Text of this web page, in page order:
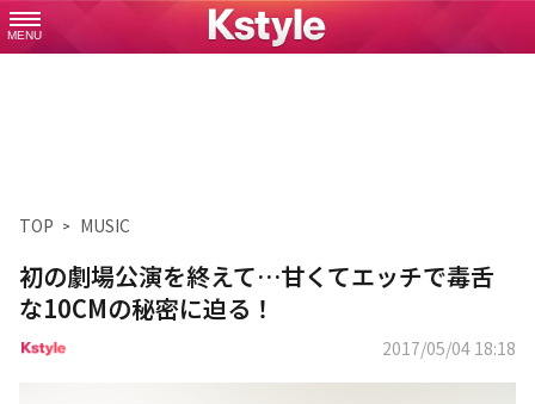
MENU
TOP MUSIC
初の劇場公演を終えて…甘くてエッチで毒舌
な10CMの秘密に迫る！
2017/05/04 18:18